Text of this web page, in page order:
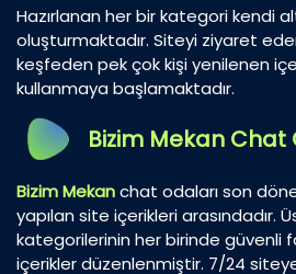
Hazırlanan her bir kategori kendi
oluşturmaktadır. Siteyi ziyaret
keşfeden pek çok kişi yenilenen
kullanmaya başlamaktadır.
Bizim Mekan Chat
Bizim Mekanchat odaları son
yapılan site içerikleri arasındadır.
kategorilerinin her birinde güvenli
içerikler düzenlenmiştir. 7/24